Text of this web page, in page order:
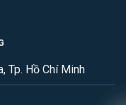
Tp. Hồ Chí Minh